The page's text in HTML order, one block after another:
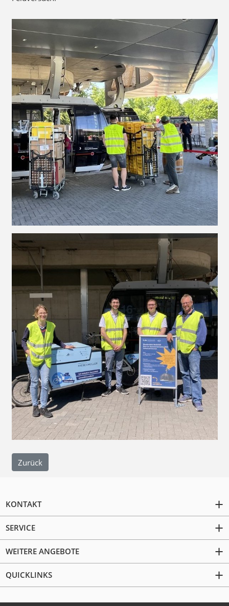
Zurück
KONTAKT
SERVICE
WEITERE ANGEBOTE
QUICKLINKS